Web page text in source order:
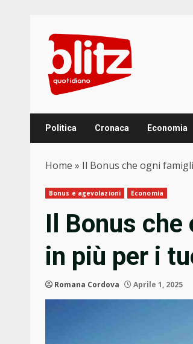
content
Politica Cronaca Economia
Home » Il Bonus che ogni
Bonus e agevolazioni Economia
Il Bonus
in più per i
Romana Cordova Aprile 1, 2025